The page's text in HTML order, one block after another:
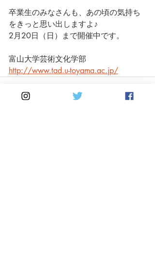
卒業生のみなさんも、あの頃の気持ち
をきっと思い出しますよ♪
2月20日（日）まで開催中です。
富山大学芸術文化学部
http://www.tad.u-toyama.ac.jp/